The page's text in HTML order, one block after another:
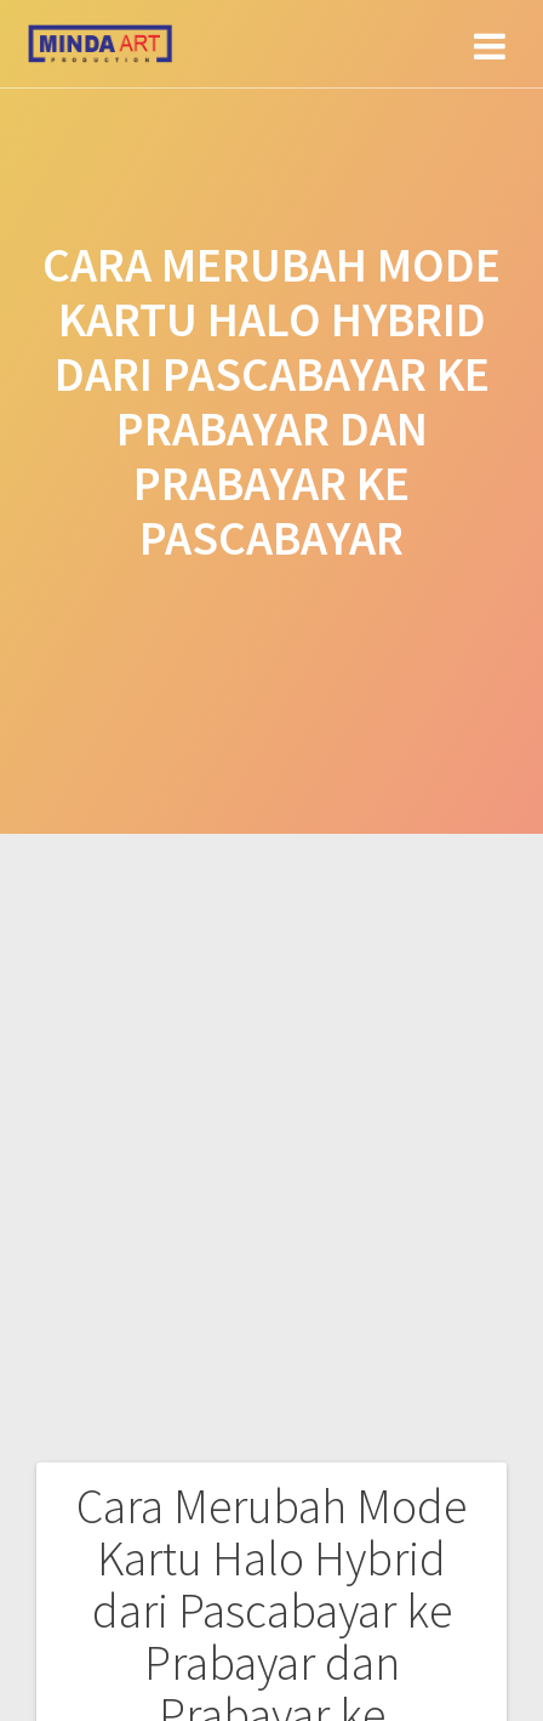
CARA MERUBAH MODE
KARTU HALO HYBRID
DARI PASCABAYAR KE
PRABAYAR DAN
PRABAYAR KE
PASCABAYAR
Cara Merubah Mode
Kartu Halo Hybrid
dari Pascabayar ke
Prabayar dan
Post
navigation